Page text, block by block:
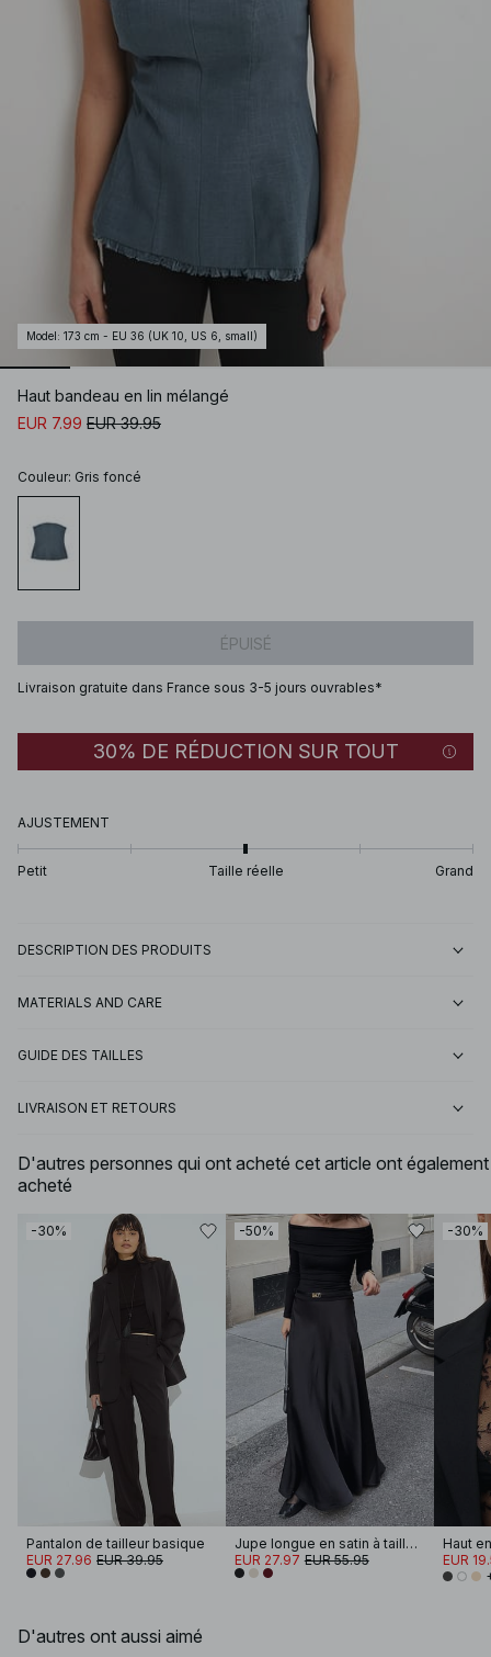
Model : 173 cm - EU 36 (UK 10, US 6, small)
Haut bandeau en lin mélangé
EUR 7.99 EUR 39.95
Couleur: Gris foncé
ÉPUISÉ
Livraison gratuite dans France sous 3-5 jours ouvrables*
30% DE RÉDUCTION SUR TOUT
AJUSTEMENT
Petit Taille réelle Grand
DESCRIPTION DES PRODUITS
MATERIALS AND CARE
GUIDE DES TAILLES
LIVRAISON ET RETOURS
D'autres personnes qui ont acheté cet article ont également
acheté
-30%
Pantalon de tailleur basique
EUR 27.96 EUR 39.95
-50%
Jupe longue en satin à taille mi-haute
EUR 27.97 EUR 55.95
-30%
EUR
D'autres ont aussi aimé